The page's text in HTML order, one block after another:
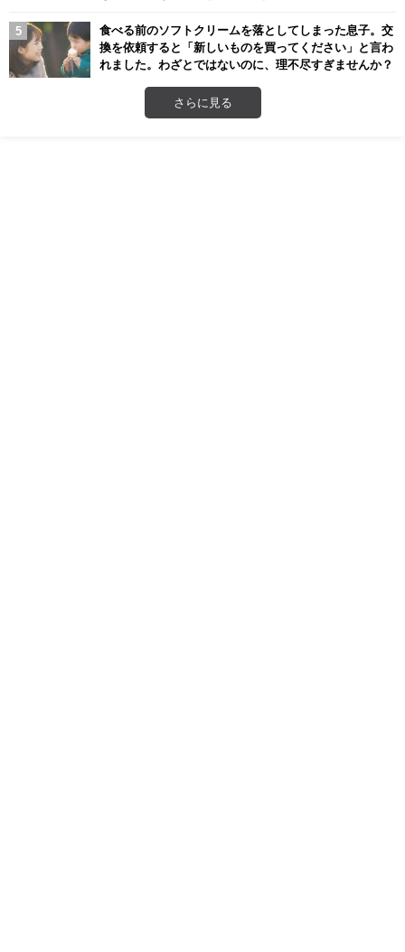
食べる前のソフトクリームを落としてしまった息子。交
換を依頼すると「新しいものを買ってください」と言わ
れました。わざとではないのに、理不尽すぎませんか？
さらに見る